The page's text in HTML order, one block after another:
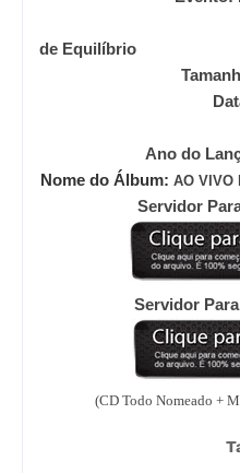
Artista/
de Equilíbrio
Data do
Ano do
Nome do Álbum: AO VIVO
Servidor Para
Servidor Para
(CD Todo Nomeado +